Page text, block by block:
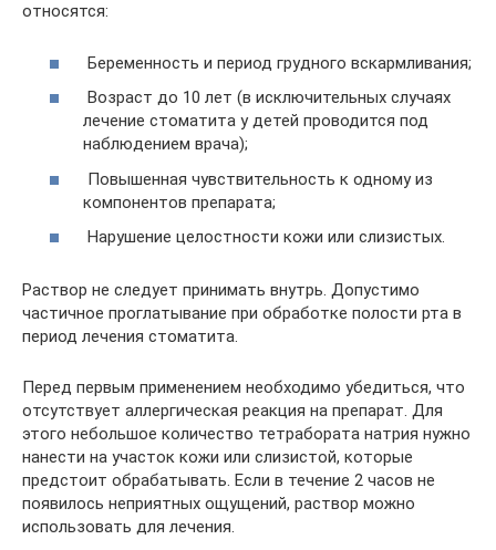
относятся:
Беременность и период грудного вскармливания;
Возраст до 10 лет (в исключительных случаях
лечение стоматита у детей проводится под
наблюдением врача);
Повышенная чувствительность к одному из
компонентов препарата;
Нарушение целостности кожи или слизистых.
Раствор не следует принимать внутрь. Допустимо
частичное проглатывание при обработке полости рта в
период лечения стоматита.
Перед первым применением необходимо убедиться, что
отсутствует аллергическая реакция на препарат. Для
этого небольшое количество тетрабората натрия нужно
нанести на участок кожи или слизистой, которые
предстоит обрабатывать. Если в течение 2 часов не
появилось неприятных ощущений, раствор можно
использовать для лечения.